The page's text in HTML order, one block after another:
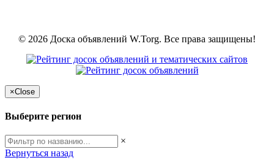
© 2026 Доска объявлений W.Torg. Все права защищены!
×Close
Выберите регион
×
Вернуться назад